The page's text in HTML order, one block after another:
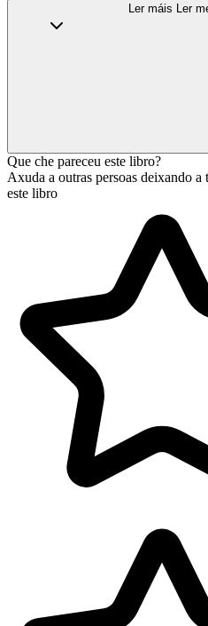
Ler máis Ler
Que che pareceu este libro?
Axuda a outras persoas deixando a
este libro